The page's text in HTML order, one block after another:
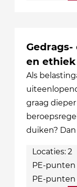
en ethiek
Als
graag
duiken?
Locaties: 2
PE-punten
PE-